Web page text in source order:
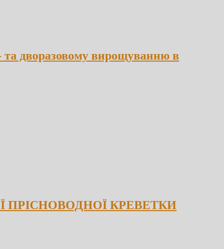
та дворазовому вирощуванню в
ПРІСНОВОДНОЇ КРЕВЕТКИ